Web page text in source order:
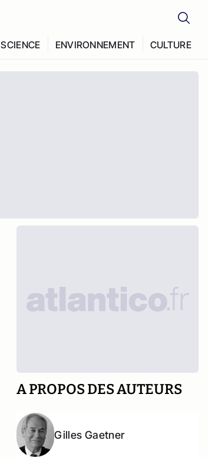
SCIENCE ENVIRONNEMENT CULTURE
A PROPOS DES AUTEURS
Gilles Gaetner